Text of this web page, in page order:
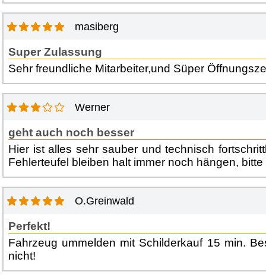
masiberg
Super Zulassung
Sehr freundliche Mitarbeiter,und Süper
Werner
geht auch noch besser
Hier ist alles sehr sauber und technisch
Fehlerteufel bleiben halt immer noch hängen,
O.Greinwald
Perfekt!
Fahrzeug ummelden mit Schilderkauf 15 min.
nicht!